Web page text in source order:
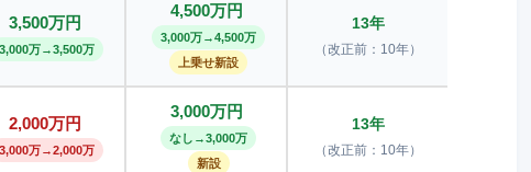
3,500万円
3,000万→3,500万
4,500万円
3,000万→4,500万
上乗せ新設
13年
（改正前：10年）
2,000万円
3,000万→2,000万
3,000万円
なし→3,000万
新設
13年
（改正前：10年）